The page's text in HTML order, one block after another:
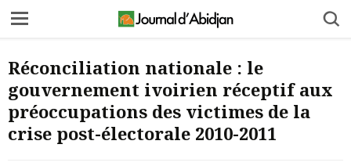
Réconciliation nationale : le
gouvernement ivoirien réceptif aux
préoccupations des victimes de la
crise post-électorale 2010-2011